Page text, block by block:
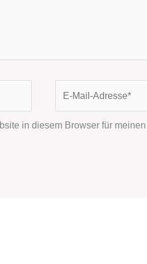
Adresse*
in diesem Browser für